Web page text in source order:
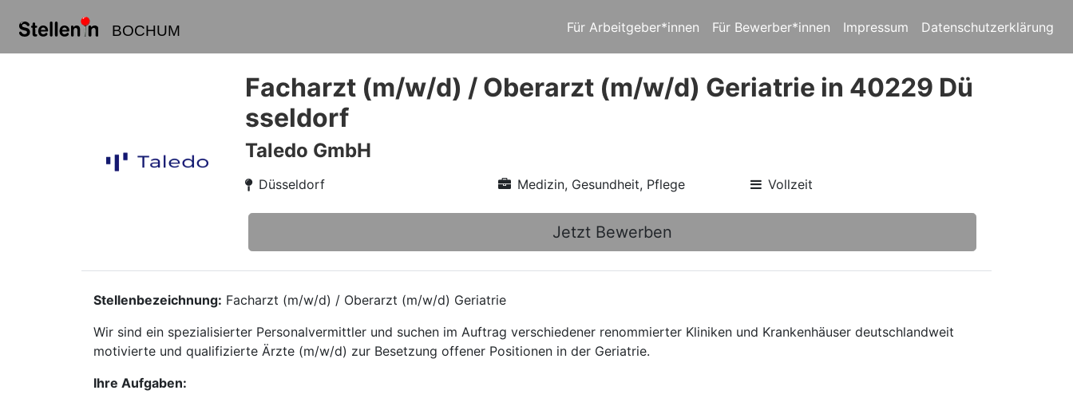
BOCHUM Für Arbeitgeber*innen Für Bewerber*innen Impressum Datenschutzerklärung
Facharzt (m/w/d) / Oberarzt (m/w/d) Geriatrie in 40229 Dü
sseldorf
Taledo GmbH
Düsseldorf Medizin, Gesundheit, Pflege Vollzeit
Jetzt Bewerben
Stellenbezeichnung: Facharzt (m/w/d) / Oberarzt (m/w/d) Geriatrie
Wir sind ein spezialisierter Personalvermittler und suchen im Auftrag verschiedener renommierter Kliniken und Krankenhäuser deutschlandweit
motivierte und qualifizierte Ärzte (m/w/d) zur Besetzung offener Positionen in der Geriatrie.
Ihre Aufgaben: